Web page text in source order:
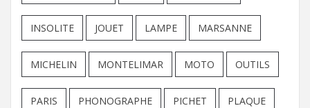
INSOLITE JOUET LAMPE MARSANNE
MICHELIN MONTELIMAR MOTO OUTILS
PARIS PHONOGRAPHE PICHET PLAQUE